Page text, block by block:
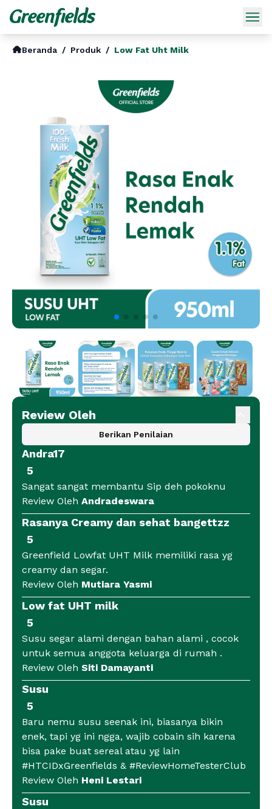
Beranda / Produk / Low Fat Uht Milk
Review Oleh
Berikan Penilaian
Andra17
5
Sangat sangat membantu Sip deh pokoknu
Review Oleh Andradeswara
Rasanya Creamy dan sehat bangettzz
5
Greenfield Lowfat UHT Milk memiliki rasa yg
creamy dan segar.
Review Oleh Mutiara Yasmi
Low fat UHT milk
5
Susu segar alami dengan bahan alami , cocok
untuk semua anggota keluarga di rumah .
Review Oleh Siti Damayanti
Susu
5
Baru nemu susu seenak ini, biasanya bikin
enek, tapi yg ini ngga, wajib cobain sih karena
bisa pake buat sereal atau yg lain
#HTCIDxGreenfields & #ReviewHomeTesterClub
Review Oleh Heni Lestari
Susu